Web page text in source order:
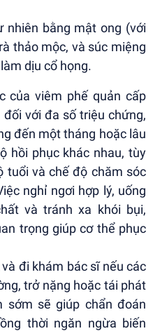
nhiên bằng mật ong (với
thảo mộc, và súc miệng
dịu cổ họng.
của viêm phế quản cấp
với đa số triệu chứng,
đến một tháng hoặc lâu
hồi phục khác nhau, tùy
tuổi và chế độ chăm sóc
nghỉ ngơi hợp lý, uống
và tránh xa khói bụi,
trọng giúp cơ thể phục
đi khám bác sĩ nếu các
trở nặng hoặc tái phát
sớm sẽ giúp chẩn đoán
thời ngăn ngừa biến